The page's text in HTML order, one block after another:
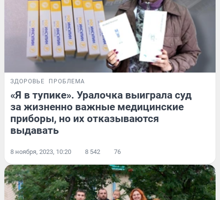
ЗДОРОВЬЕ ПРОБЛЕМА
«Я в тупике». Уралочка выиграла суд
за жизненно важные медицинские
приборы, но их отказываются
выдавать
8 ноября, 2023, 10:20 8 542 76